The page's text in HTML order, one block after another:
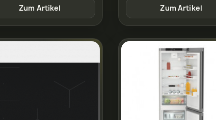
Zum Artikel Zum Artikel